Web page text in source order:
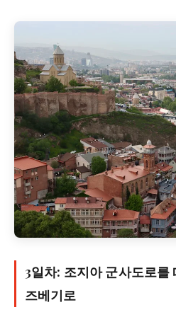
3일차: 조지아 군사도로를
즈베기로